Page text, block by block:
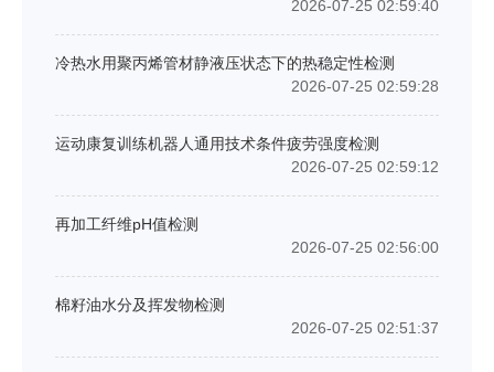
2026-07-25 02:59:40
冷热水用聚丙烯管材静液压状态下的热稳定性检测
2026-07-25 02:59:28
运动康复训练机器人通用技术条件疲劳强度检测
2026-07-25 02:59:12
再加工纤维pH值检测
2026-07-25 02:56:00
棉籽油水分及挥发物检测
2026-07-25 02:51:37